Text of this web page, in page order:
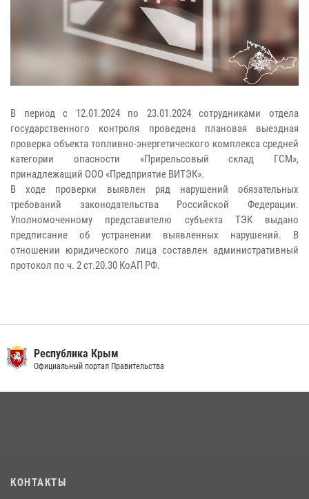
В период с 12.01.2024 по 23.01.2024 сотрудниками отдела
государственного контроля проведена плановая выездная
проверка объекта топливно-энергетического комплекса средней
категории опасности «Прирельсовый склад ГСМ»,
принадлежащий ООО «Предприятие ВИТЭК».
В ходе проверки выявлен ряд нарушений обязательных
требований законодательства Российской Федерации.
Уполномоченному представителю субъекта ТЭК выдано
предписание об устранении выявленных нарушений. В
отношении юридического лица составлен административный
протокол по ч. 2 ст.20.30 КоАП РФ.
Республика Крым
Официальный портал Правительства
КОНТАКТЫ